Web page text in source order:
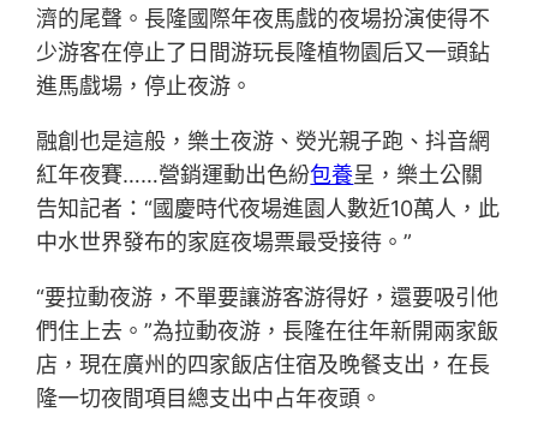
濟的尾聲。長隆國際年夜馬戲的夜場扮演使得不
少游客在停止了日間游玩長隆植物園后又一頭鉆
進馬戲場，停止夜游。
融創也是這般，樂土夜游、熒光親子跑、抖音網
紅年夜賽……營銷運動出色紛包養呈，樂土公關
告知記者：“國慶時代夜場進園人數近10萬人，此
中水世界發布的家庭夜場票最受接待。”
“要拉動夜游，不單要讓游客游得好，還要吸引他
們住上去。”為拉動夜游，長隆在往年新開兩家飯
店，現在廣州的四家飯店住宿及晚餐支出，在長
隆一切夜間項目總支出中占年夜頭。